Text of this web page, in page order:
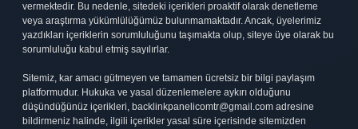
vermektedir. Bu nedenle, sitedeki içerikleri proaktif olarak denetleme
veya araştırma yükümlülüğümüz bulunmamaktadır. Ancak, üyelerimiz
yazdıkları içeriklerin sorumluluğunu taşımakta olup, siteye üye olarak bu
sorumluluğu kabul etmiş sayılırlar.
Sitemiz, kar amacı gütmeyen ve tamamen ücretsiz bir bilgi paylaşım
platformudur. Hukuka ve yasal düzenlemelere aykırı olduğunu
düşündüğünüz içerikleri, backlinkpanelicomtr@gmail.com adresine
bildirmeniz halinde, ilgili içerikler yasal süre içerisinde sitemizden